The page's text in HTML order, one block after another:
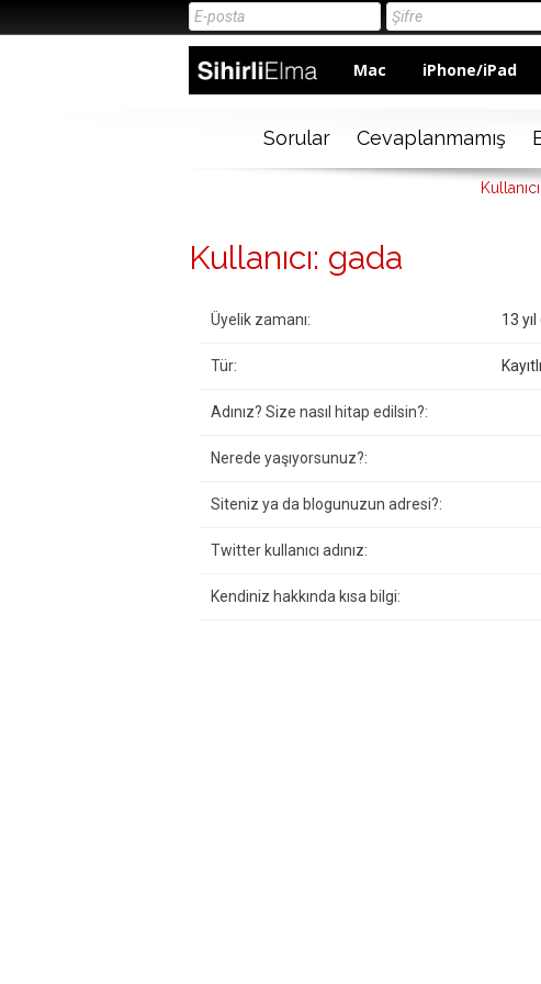
Mac iPhone/iPad
Sorular Cevaplanmamış
Kullanıcı: gada
Üyelik zamanı: 13
Tür:
Adınız? Size nasıl hitap edilsin?:
Nerede yaşıyorsunuz?:
Siteniz ya da blogunuzun adresi?:
Twitter kullanıcı adınız:
Kendiniz hakkında kısa bilgi: